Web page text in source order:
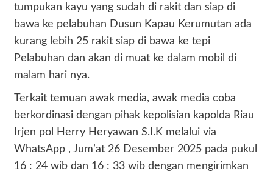
tumpukan kayu yang sudah di rakit dan siap di
bawa ke pelabuhan Dusun Kapau Kerumutan ada
kurang lebih 25 rakit siap di bawa ke tepi
Pelabuhan dan akan di muat ke dalam mobil di
malam hari nya.
Terkait temuan awak media, awak media coba
berkordinasi dengan pihak kepolisian kapolda Riau
Irjen pol Herry Heryawan S.I.K melalui via
WhatsApp , Jum’at 26 Desember 2025 pada pukul
16 : 24 wib dan 16 : 33 wib dengan mengirimkan